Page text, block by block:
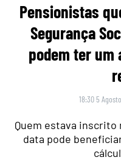
Pensionistas
Segurança
podem ter um
18:30 5
Quem estava inscrito
data pode